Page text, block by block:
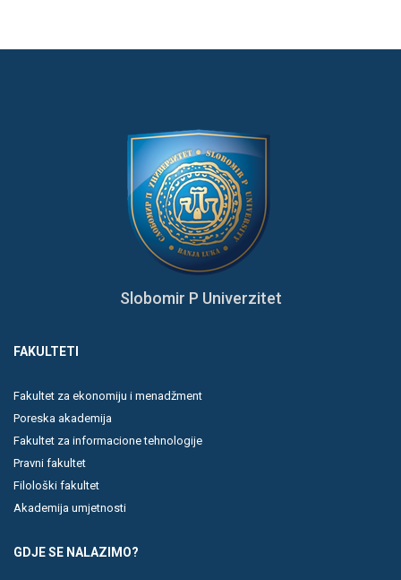
Slobomir P Univerzitet
FAKULTETI
Fakultet za ekonomiju i menadžment
Poreska akademija
Fakultet za informacione tehnologije
Pravni fakultet
Filološki fakultet
Akademija umjetnosti
GDJE SE NALAZIMO?